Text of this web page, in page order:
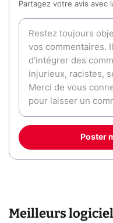
Partagez votre avis avec
Poster
Meilleurs